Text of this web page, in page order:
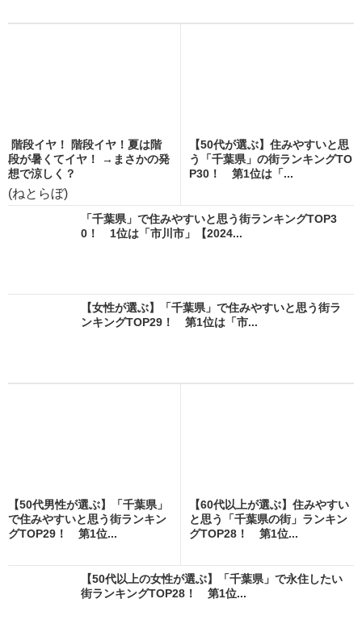
階段イヤ！ 階段イヤ！夏は階
段が暑くてイヤ！ →まさかの発
想で涼しく？
(ねとらぼ)
【50代が選ぶ】住みやすいと思
う「千葉県」の街ランキングTO
P30！ 第1位は「...
「千葉県」で住みやすいと思う街ランキングTOP3
0！ 1位は「市川市」【2024...
【女性が選ぶ】「千葉県」で住みやすいと思う街ラ
ンキングTOP29！ 第1位は「市...
【50代男性が選ぶ】「千葉県」
で住みやすいと思う街ランキン
グTOP29！ 第1位...
【60代以上が選ぶ】住みやすい
と思う「千葉県の街」ランキン
グTOP28！ 第1位...
【50代以上の女性が選ぶ】「千葉県」で永住したい
街ランキングTOP28！ 第1位...